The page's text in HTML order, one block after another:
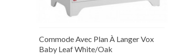
Commode Avec Plan À Langer Vox
Baby Leaf White/Oak